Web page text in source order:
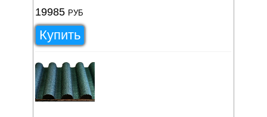
19985 РУБ
Купить